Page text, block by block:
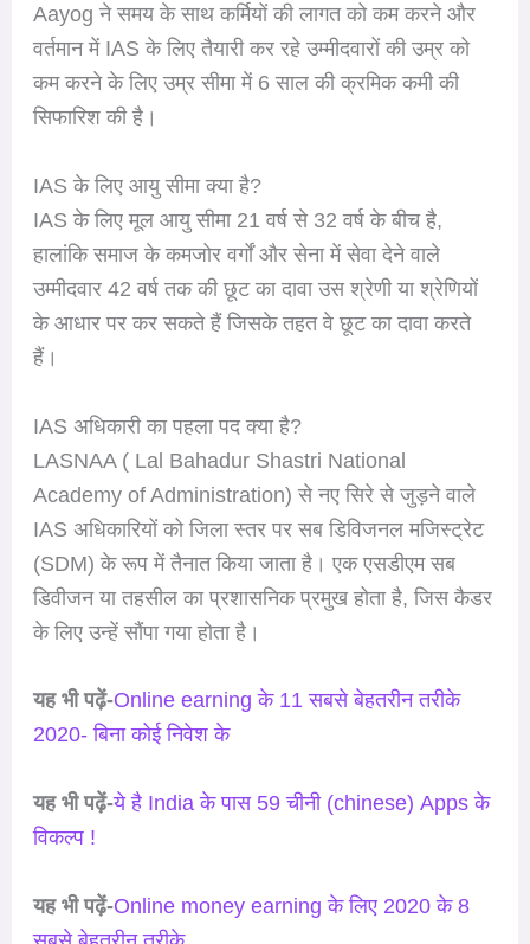
Aayog ने समय के साथ कर्मियों की लागत को कम करने और
वर्तमान में IAS के लिए तैयारी कर रहे उम्मीदवारों की उम्र को
कम करने के लिए उम्र सीमा में 6 साल की क्रमिक कमी की
सिफारिश की है।
IAS के लिए आयु सीमा क्या है?
IAS के लिए मूल आयु सीमा 21 वर्ष से 32 वर्ष के बीच है,
हालांकि समाज के कमजोर वर्गों और सेना में सेवा देने वाले
उम्मीदवार 42 वर्ष तक की छूट का दावा उस श्रेणी या श्रेणियों
के आधार पर कर सकते हैं जिसके तहत वे छूट का दावा करते
हैं।
IAS अधिकारी का पहला पद क्या है?
LASNAA ( Lal Bahadur Shastri National
Academy of Administration) से नए सिरे से जुड़ने वाले
IAS अधिकारियों को जिला स्तर पर सब डिविजनल मजिस्ट्रेट
(SDM) के रूप में तैनात किया जाता है। एक एसडीएम सब
डिवीजन या तहसील का प्रशासनिक प्रमुख होता है, जिस कैडर
के लिए उन्हें सौंपा गया होता है।
यह भी पढ़ें-Online earning के 11 सबसे बेहतरीन तरीके
2020- बिना कोई निवेश के
यह भी पढ़ें-ये है India के पास 59 चीनी (chinese) Apps के
विकल्प !
यह भी पढ़ें-Online money earning के लिए 2020 के 8